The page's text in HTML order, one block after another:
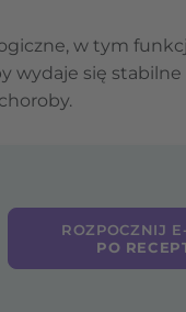
w tym
wydaje się
ROZPOCZNIJ
PO